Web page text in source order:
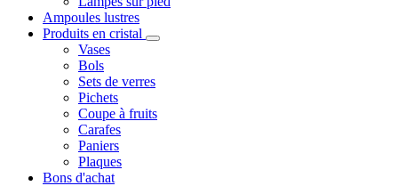
Ampoules lustres
Produits en cristal
Vases
Bols
Sets de verres
Pichets
Coupe à fruits
Carafes
Paniers
Plaques
Bons d'achat